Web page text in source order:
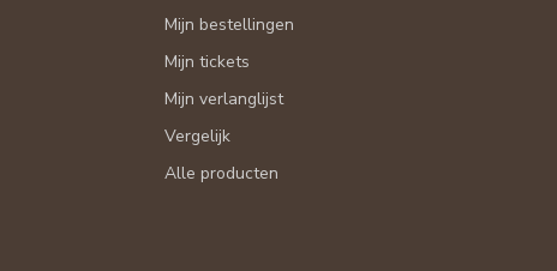
Mijn bestellingen
Mijn tickets
Mijn verlanglijst
Vergelijk
Alle producten